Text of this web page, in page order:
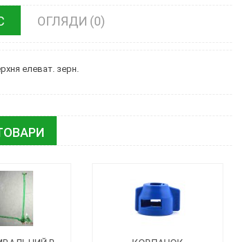
ОГЛЯДИ (0)
елеват. зерн.